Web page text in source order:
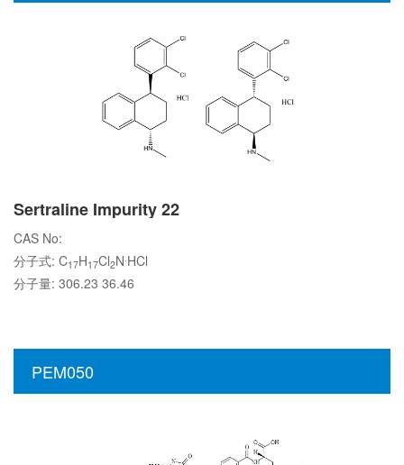
Sertraline Impurity 22
CAS No:
分子式: C17H17Cl2N HCl
分子量: 306.23 36.46
PEM050